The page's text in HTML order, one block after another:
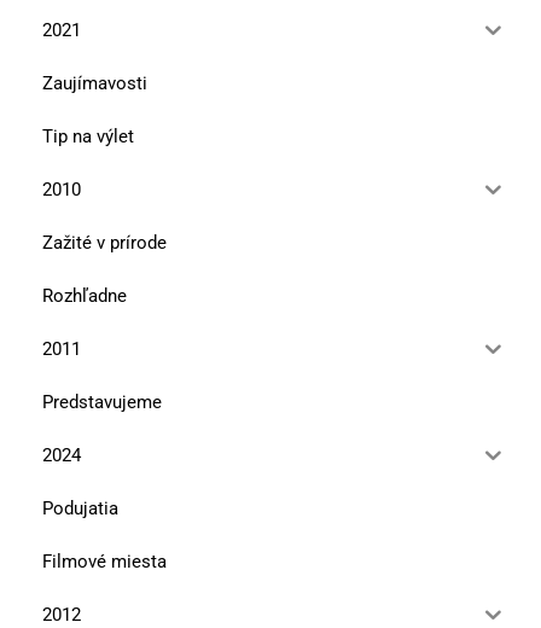
2021
Zaujímavosti
Tip na výlet
2010
Zažité v prírode
Rozhľadne
2011
Predstavujeme
2024
Podujatia
Filmové miesta
2012